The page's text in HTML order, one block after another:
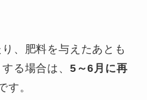
、肥料を与えたあとも
る場合は、 5～6月に再
す。